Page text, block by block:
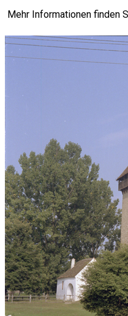
Mehr Informationen finden